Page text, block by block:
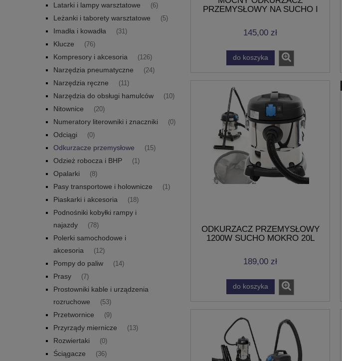
Latarki i lampy warsztatowe (6)
Leżanki i taborety warsztatowe (5)
Imadła i kowadła (31)
Klucze (76)
Kompresory i akcesoria (126)
Narzędzia pneumatyczne (24)
Narzędzia ręczne (11)
Narzędzia do obsługi hamulców (10)
Nitownice (20)
Numeratory literowniki i znaczniki (0)
Odciągi (0)
Odkurzacze przemysłowe (15)
Odzież robocza i BHP (1)
Opalarki (8)
Pasy transportowe i holownicze (1)
Piaskarki i akcesoria (18)
Podnośniki kobyłki rampy i
najazdy
(78)
Polerki samochodowe i
akcesoria
(12)
Pompy do paliw (14)
Prasy (7)
Prostowniki kable i urządzenia
rozruchowe
(53)
Przetwornice (9)
Przyrządy miernicze (13)
Rozwiertaki (0)
Ściągacze (36)
PRZEMYSŁOWY NA SUCHO I
145,00 zł
do koszyka
ODKURZACZ PRZEMYSŁOWY
1200W SUCHO MOKRO 20L
189,00 zł
do koszyka